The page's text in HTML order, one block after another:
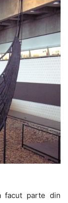
facut parte din